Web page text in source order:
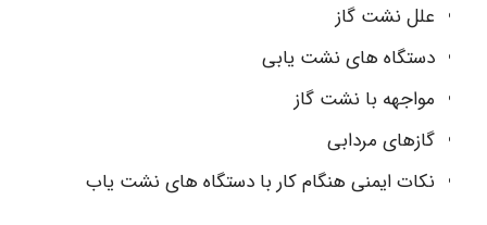
علل نشت گاز
دستگاه های نشت یابی
مواجهه با نشت گاز
گازهای مردابی
نکات ایمنی هنگام کار با دستگاه های نشت یاب